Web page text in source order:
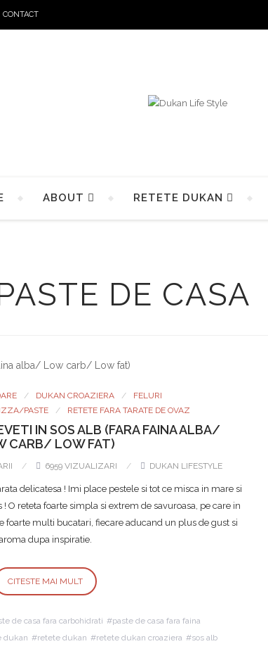
CONTACT
ABOUT RETETE DUKAN
DE CASA
DUKAN CROAZIERA
FELURI
PASTE RETETE FARA TARATE DE OVAZ
IN SOS ALB (FARA FAINA ALBA/
CARB/ LOW FAT)
6959 VIZUALIZARI DUKAN LIFESTYLE
delicatesa ! Imi place pestele si tot ce misca in mare si
O reteta foarte simpla si extrem de savuroasa, pe care in
foarte multi bucatari, fiecare aducand un plus de gust si
dupa inspiratie.
CITESTE MAI MULT
de casa fara carbohidrati
paste de casa fara faina
dukan retete dukan retete dukan croaziera
sos alb